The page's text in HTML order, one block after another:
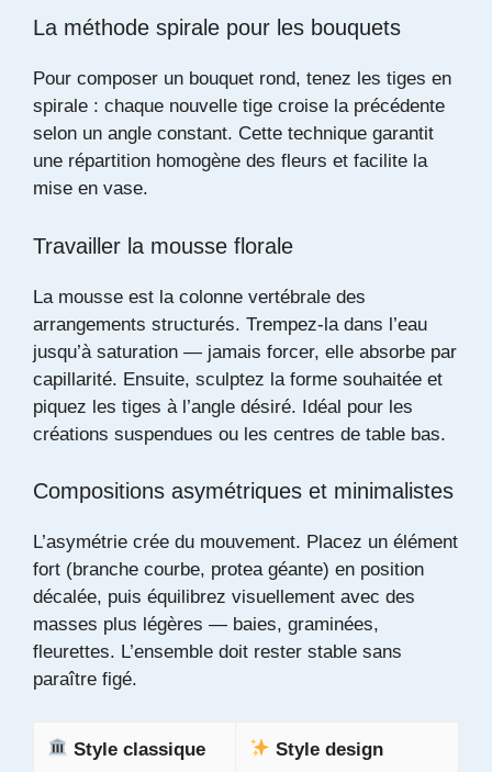
La méthode spirale pour les bouquets
Pour composer un bouquet rond, tenez les tiges en
spirale : chaque nouvelle tige croise la précédente
selon un angle constant. Cette technique garantit
une répartition homogène des fleurs et facilite la
mise en vase.
Travailler la mousse florale
La mousse est la colonne vertébrale des
arrangements structurés. Trempez-la dans l’eau
jusqu’à saturation — jamais forcer, elle absorbe par
capillarité. Ensuite, sculptez la forme souhaitée et
piquez les tiges à l’angle désiré. Idéal pour les
créations suspendues ou les centres de table bas.
Compositions asymétriques et minimalistes
L’asymétrie crée du mouvement. Placez un élément
fort (branche courbe, protea géante) en position
décalée, puis équilibrez visuellement avec des
masses plus légères — baies, graminées,
fleurettes. L’ensemble doit rester stable sans
paraître figé.
Style classique Style design